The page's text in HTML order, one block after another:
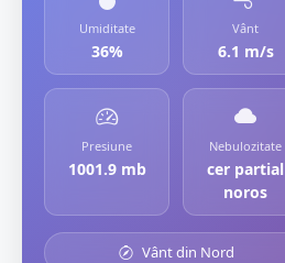
Umiditate
36%
Vânt
6.1 m/s
Presiune
1001.9 mb
Nebulozitate
cer partial
noros
Vânt din Nord